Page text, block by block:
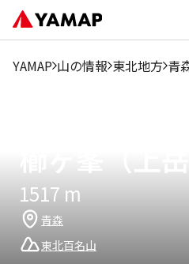
YAMAP 山の情報 東北地方 青
1517 m
青森
東北百名山
1月 2月 3月 4月 5
2.19%1.46%5.84%31.39%